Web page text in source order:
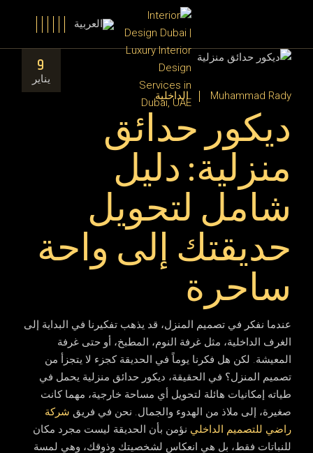
9
يناير
Muhammad Rady
الداخلية
ديكور حدائق
منزلية: دليل
شامل لتحويل
حديقتك إلى واحة
ساحرة
عندما نفكر في تصميم المنزل، قد يذهب تفكيرنا في البداية إلى
الغرف الداخلية، مثل غرفة النوم، المطبخ، أو حتى غرفة
المعيشة. لكن هل فكرنا يوماً في الحديقة كجزء لا يتجزأ من
تصميم المنزل؟ في الحقيقة، ديكور حدائق منزلية يحمل في
طياته إمكانيات هائلة لتحويل أي مساحة خارجية، مهما كانت
صغيرة، إلى ملاذ من الهدوء والجمال. نحن في فريق شركة
راضي للتصميم الداخلي نؤمن بأن الحديقة ليست مجرد مكان
للنباتات فقط، بل هي انعكاس لشخصيتك وذوقك، وهي لمسة